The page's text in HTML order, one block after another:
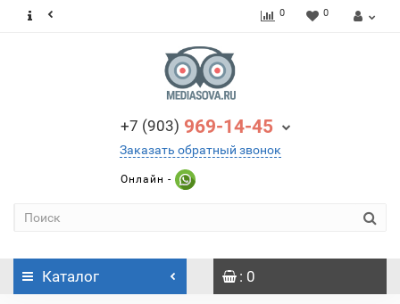
0 0
+7 (903) 969-14-45
Заказать обратный звонок
Онлайн -
Каталог : 0